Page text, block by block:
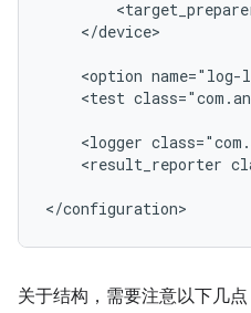
</device>
<option
<test
<logger
<result_reporter
关于结构，需要注意以下几点